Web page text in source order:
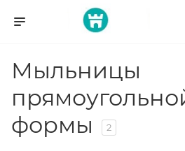
Мыльницы
формы
2